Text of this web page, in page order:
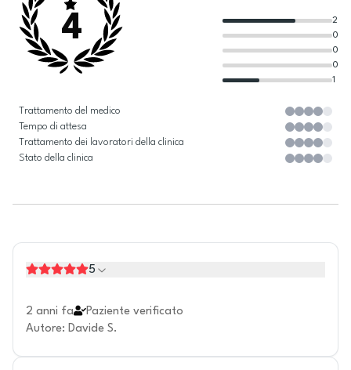
4
1
0
0
0
2
Trattamento del medico
Tempo di attesa
Trattamento dei lavoratori della clinica
Stato della clinica
5
2 anni fa
Paziente verificato
Autore: Davide S.